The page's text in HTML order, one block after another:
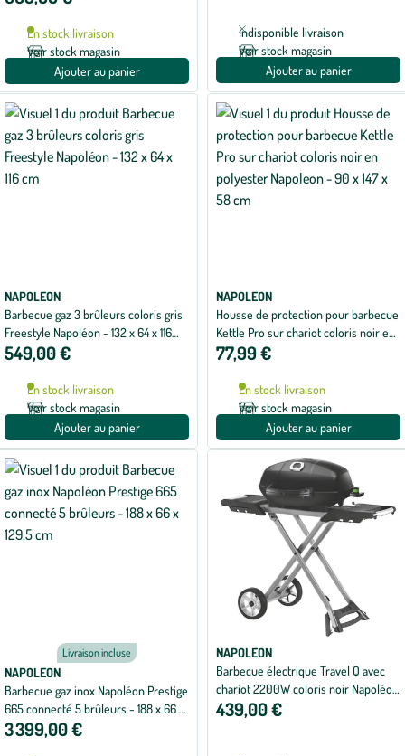
En stock livraison
Voir stock magasin
Ajouter au panier
Indisponible livraison
Voir stock magasin
Ajouter au panier
NAPOLEON
Barbecue gaz 3 brûleurs coloris gris
Freestyle Napoléon - 132 x 64 x 116
cm
549,00 €
En stock livraison
Voir stock magasin
Ajouter au panier
NAPOLEON
Housse de protection pour barbecue
Kettle Pro sur chariot coloris noir en
polyester Napoleon - 90 x 147 x 58
77,99 €
En stock livraison
Voir stock magasin
Ajouter au panier
Livraison incluse
NAPOLEON
Barbecue gaz inox Napoléon Prestige
665 connecté 5 brûleurs - 188 x 66 x
129,5 cm
3 399,00 €
NAPOLEON
Barbecue électrique Travel Q avec
chariot 2200W coloris noir Napoléon
- 112 x 50 x 93 cm
439,00 €